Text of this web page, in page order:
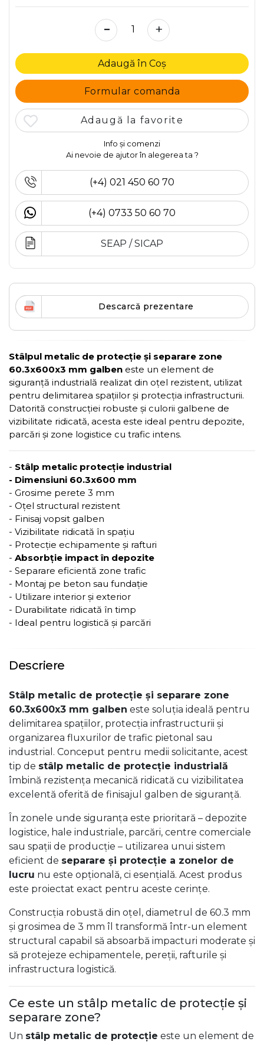
- +
Adaugă în Coș
Formular comanda
Adaugă la favorite
Info și comenzi
Ai nevoie de ajutor în alegerea ta ?
(+4) 021 450 60 70
(+4) 0733 50 60 70
SEAP / SICAP
Descarcă prezentare
Stâlpul metalic de protecție și separare zone
60.3x600x3 mm galben este un element de
siguranță industrială realizat din oțel rezistent, utilizat
pentru delimitarea spațiilor și protecția infrastructurii.
Datorită construcției robuste și culorii galbene de
vizibilitate ridicată, acesta este ideal pentru depozite,
parcări și zone logistice cu trafic intens.
- Stâlp metalic protecție industrial
- Dimensiuni 60.3x600 mm
- Grosime perete 3 mm
- Oțel structural rezistent
- Finisaj vopsit galben
- Vizibilitate ridicată în spațiu
- Protecție echipamente și rafturi
- Absorbție impact în depozite
- Separare eficientă zone trafic
- Montaj pe beton sau fundație
- Utilizare interior și exterior
- Durabilitate ridicată în timp
- Ideal pentru logistică și parcări
Descriere
Stâlp metalic de protecție și separare zone
60.3x600x3 mm galben este soluția ideală pentru
delimitarea spațiilor, protecția infrastructurii și
organizarea fluxurilor de trafic pietonal sau
industrial. Conceput pentru medii solicitante, acest
tip de stâlp metalic de protecție industrială
îmbină rezistența mecanică ridicată cu vizibilitatea
excelentă oferită de finisajul galben de siguranță.
În zonele unde siguranța este prioritară – depozite
logistice, hale industriale, parcări, centre comerciale
sau spații de producție – utilizarea unui sistem
eficient de separare și protecție a zonelor de
lucru nu este opțională, ci esențială. Acest produs
este proiectat exact pentru aceste cerințe.
Construcția robustă din oțel, diametrul de 60.3 mm
și grosimea de 3 mm îl transformă într-un element
structural capabil să absoarbă impacturi moderate și
să protejeze echipamentele, pereții, rafturile și
infrastructura logistică.
Ce este un stâlp metalic de protecție și
separare zone?
Un stâlp metalic de protecție este un element de